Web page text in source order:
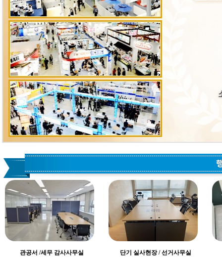
관공서 /세무 감사사무실 단기 실사현장 / 선거사무실